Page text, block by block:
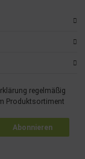
regelmäßig
Produktsortiment
Abonnieren